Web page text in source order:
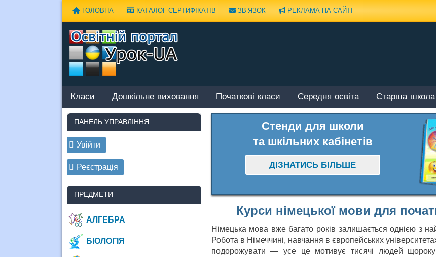
ГОЛОВНА КАТАЛОГ СЕРТИФІКАТІВ ЗВ’ЯЗОК РЕКЛАМА НА САЙТІ
Класи Дошкільне виховання Початкові класи Середня освіта Старша школа
Стенди для школи
та шкільних кабінетів
ДІЗНАТИСЬ БІЛЬШЕ
Курси німецької мови для
Німецька мова вже багато років залишається однією з
Робота в Німеччині, навчання в європейських
подорожувати — усе це мотивує тисячі людей
ПАНЕЛЬ УПРАВЛІННЯ
Увійти
Реєстрація
ПРЕДМЕТИ
АЛГЕБРА
БІОЛОГІЯ